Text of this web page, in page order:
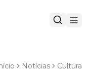
Notícias Cultura